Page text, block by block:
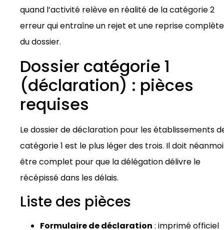
quand l’activité relève en réalité de la catégorie 2
erreur qui entraîne un rejet et une reprise complète
du dossier.
Dossier catégorie 1
(déclaration) : pièces
requises
Le dossier de déclaration pour les établissements
catégorie 1 est le plus léger des trois. Il doit
être complet pour que la délégation délivre le
récépissé dans les délais.
Liste des pièces
Formulaire de déclaration : imprimé officiel